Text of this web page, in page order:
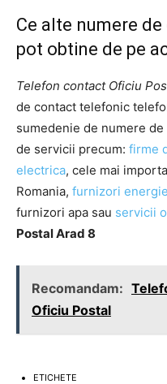
Ce alte numere
pot obtine de pe
Telefon contact Oficiu
de contact telefonic
sumedenie de numere
de servicii precum: firme
electrica, cele mai
Romania, furnizori
furnizori apa sau servicii
Postal Arad 8
Recomandam:
Oficiu Postal
ETICHETE